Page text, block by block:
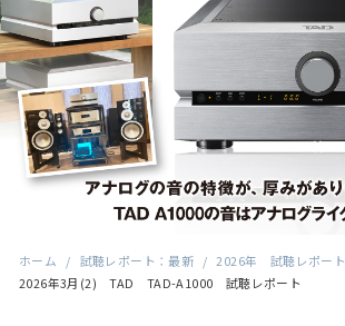
ホーム / 試聴レポート：最新 / 2026年 試聴レポート
2026年3月(2) TAD TAD-A1000 試聴レポート